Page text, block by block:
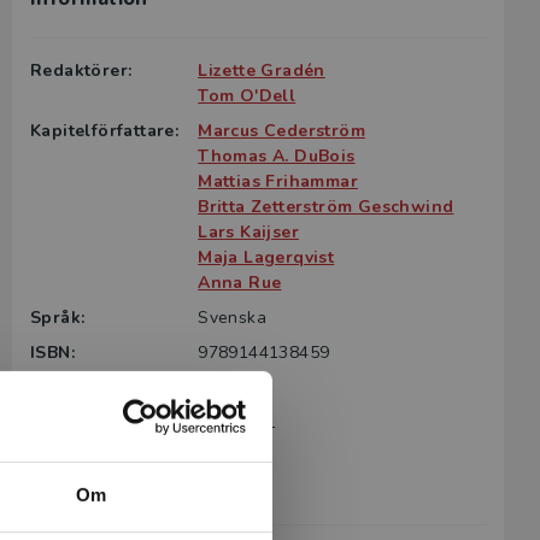
Om
Redaktörer:
Lizette Gradén
Tom O'Dell
Kapitelförfattare:
Marcus Cederström
Thomas A. DuBois
Mattias Frihammar
Britta Zetterström Geschwind
Lars Kaijser
Maja Lagerqvist
Anna Rue
Språk:
Svenska
ISBN:
9789144138459
Artikelnummer:
40945-01
Upplaga:
Första
Sidantal: